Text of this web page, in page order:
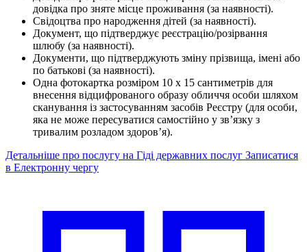
довідка про зняте місце проживання (за наявності).
Свідоцтва про народження дітей (за наявності).
Документ, що підтверджує реєстрацію/розірвання
шлюбу (за наявності).
Документи, що підтверджують зміну прізвища, імені або
по батькові (за наявності).
Одна фотокартка розміром 10 х 15 сантиметрів для
внесення відцифрованого образу обличчя особи шляхом
сканування із застосуванням засобів Реєстру (для особи,
яка не може пересуватися самостійно у зв’язку з
тривалим розладом здоров’я).
Детальніше про послугу на Гіді державних послуг Записатися
в Електронну чергу